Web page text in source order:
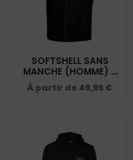
SOFTSHELL SANS
MANCHE (HOMME) –
ROBART PHILIPPE -
NOIR - RS232
À partir de 49,99 €